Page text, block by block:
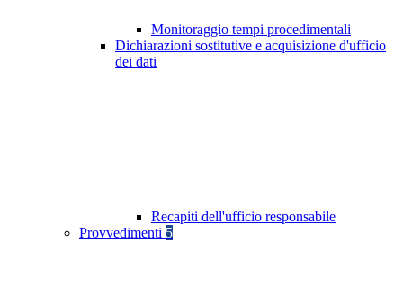
Monitoraggio tempi procedimentali
Dichiarazioni sostitutive e acquisizione d'ufficio
dei dati
Recapiti dell'ufficio responsabile
Provvedimenti 5